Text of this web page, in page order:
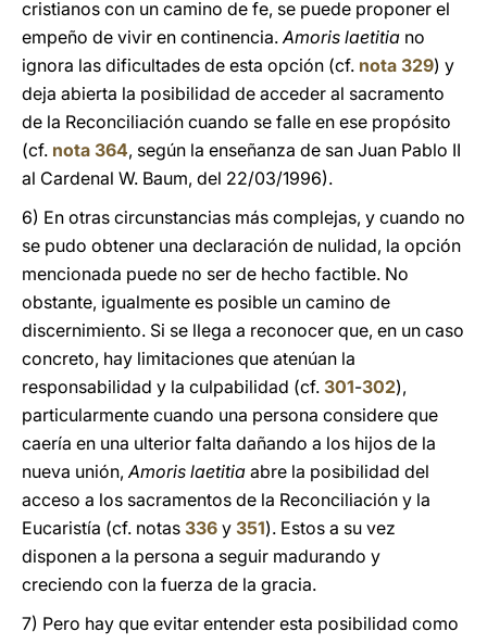
cristianos con un camino de fe, se puede proponer el
empeño de vivir en continencia.Amoris laetitia no
ignora las dificultades de esta opción (cf. nota 329) y
deja abierta la posibilidad de acceder al sacramento
de la Reconciliación cuando se falle en ese propósito
(cf. nota 364, según la enseñanza de san Juan Pablo II
al Cardenal W. Baum, del 22/03/1996).
6) En otras circunstancias más complejas, y cuando no
se pudo obtener una declaración de nulidad, la opción
mencionada puede no ser de hecho factible. No
obstante, igualmente es posible un camino de
discernimiento. Si se llega a reconocer que, en un caso
concreto, hay limitaciones que atenúan la
responsabilidad y la culpabilidad (cf. 301-302),
particularmente cuando una persona considere que
caería en una ulterior falta dañando a los hijos de la
nueva unión,Amoris laetitia abre la posibilidad del
acceso a los sacramentos de la Reconciliación y la
Eucaristía (cf. notas 336 y 351). Estos a su vez
disponen a la persona a seguir madurando y
creciendo con la fuerza de la gracia.
7) Pero hay que evitar entender esta posibilidad como